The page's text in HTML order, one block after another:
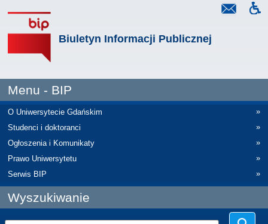
Biuletyn Informacji Publicznej
Menu - BIP
O Uniwersytecie Gdańskim
»
Studenci i doktoranci
»
Ogłoszenia i Komunikaty
»
Prawo Uniwersytetu
»
Serwis BIP
»
Wyszukiwanie